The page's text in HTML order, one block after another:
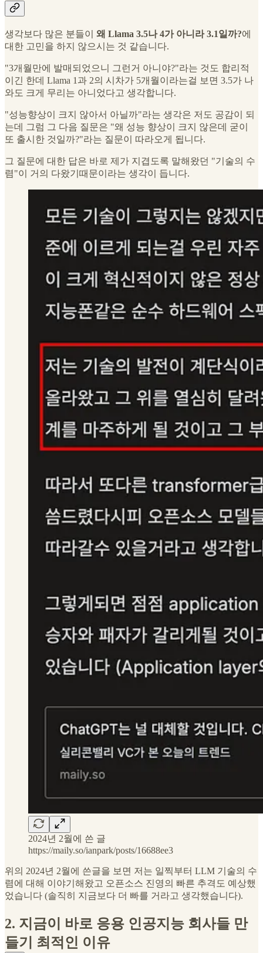
생각보다 많은 분들이 왜 Llama 3.5나 4가 아니라 3.1일까?에
대한 고민을 하지 않으시는 것 같습니다.
"3개월만에 발매되었으니 그런거 아니야?"라는 것도 합리적
이긴 한데 Llama 1과 2의 시차가 5개월이라는걸 보면 3.5가 나
와도 크게 무리는 아니었다고 생각합니다.
"성능향상이 크지 않아서 아닐까"라는 생각은 저도 공감이 되
는데 그럼 그 다음 질문은 "왜 성능 향상이 크지 않은데 굳이
또 출시한 것일까?"라는 질문이 따라오게 됩니다.
그 질문에 대한 답은 바로 제가 지겹도록 말해왔던 "기술의 수
렴"이 거의 다왔기때문이라는 생각이 듭니다.
2024년 2월에 쓴 글
https://maily.so/ianpark/posts/16688ee3
위의 2024년 2월에 쓴글을 보면 저는 일찍부터 LLM 기술의 수
렴에 대해 이야기해왔고 오픈소스 진영의 빠른 추격도 예상했
었습니다 (솔직히 지금보다 더 빠를 거라고 생각했습니다).
2. 지금이 바로 응용 인공지능 회사들 만
들기 최적인 이유